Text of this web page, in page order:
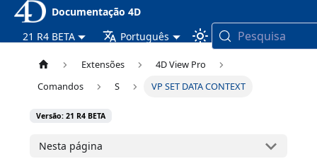
Documentação 4D
21 R4 BETA
Português Pesquisa
Extensões
4D View Pro
Comandos
S VP SET DATA CONTEXT
Versão: 21 R4 BETA
Nesta página